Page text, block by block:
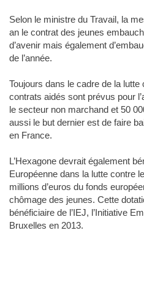
Selon le ministre du Travail, la
an le contrat des jeunes
d’avenir mais également
de l’année.
Toujours dans le cadre de la
contrats aidés sont prévus pour
le secteur non marchand et 50
aussi le but dernier est de faire
en France.
L’Hexagone devrait également
Européenne dans la lutte contre
millions d’euros du fonds
chômage des jeunes. Cette
bénéficiaire de l’IEJ, l’Initiative
Bruxelles en 2013.